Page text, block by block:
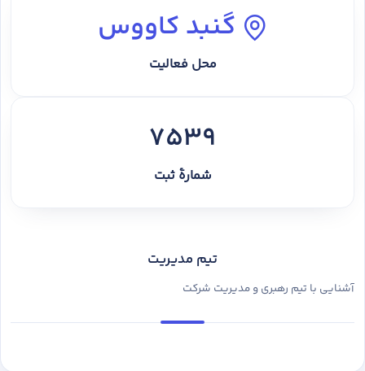
گنبد کاووس
محل فعالیت
7539
شمارهٔ ثبت
تیم مدیریت
آشنایی با تیم رهبری و مدیریت شرکت